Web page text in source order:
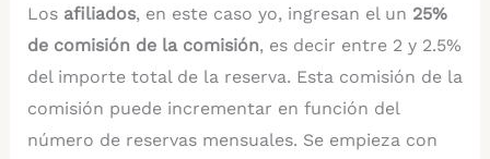
Los afiliados, en este caso yo, ingresan el un 25%
de comisión de la comisión, es decir entre 2 y 2.5%
del importe total de la reserva. Esta comisión de la
comisión puede incrementar en función del
número de reservas mensuales. Se empieza con